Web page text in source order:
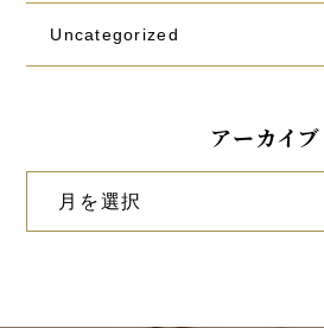
Uncategorized
アーカイブ